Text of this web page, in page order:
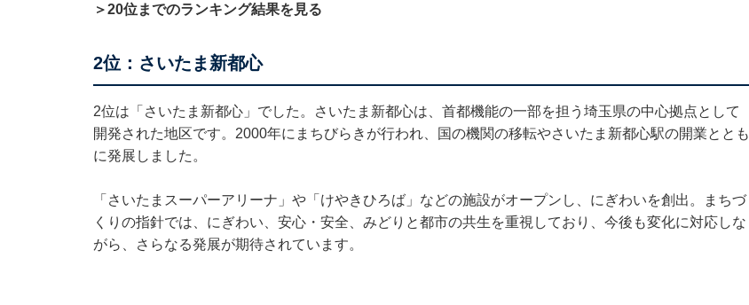
＞20位までのランキング結果を見る
2位：さいたま新都心
2位は「さいたま新都心」でした。さいたま新都心は、首都機能の一部を担う埼玉県の中心拠点として
開発された地区です。2000年にまちびらきが行われ、国の機関の移転やさいたま新都心駅の開業ととも
に発展しました。
「さいたまスーパーアリーナ」や「けやきひろば」などの施設がオープンし、にぎわいを創出。まちづ
くりの指針では、にぎわい、安心・安全、みどりと都市の共生を重視しており、今後も変化に対応しな
がら、さらなる発展が期待されています。